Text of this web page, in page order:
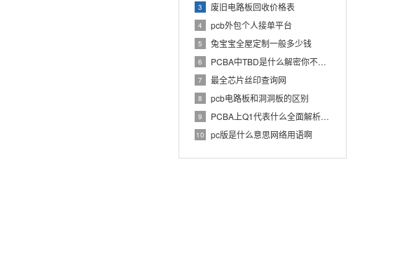
3 废旧电路板回收价格表
4 pcb外包个人接单平台
5 兔宝宝全屋定制一般多少钱
6 PCBA中TBD是什么解密你不知道的电子行业术语
7 最全芯片丝印查询网
8 pcb电路板和洞洞板的区别
9 PCBA上Q1代表什么全面解析PCB电路板中Q1的作用
10 pc版是什么意思网络用语啊